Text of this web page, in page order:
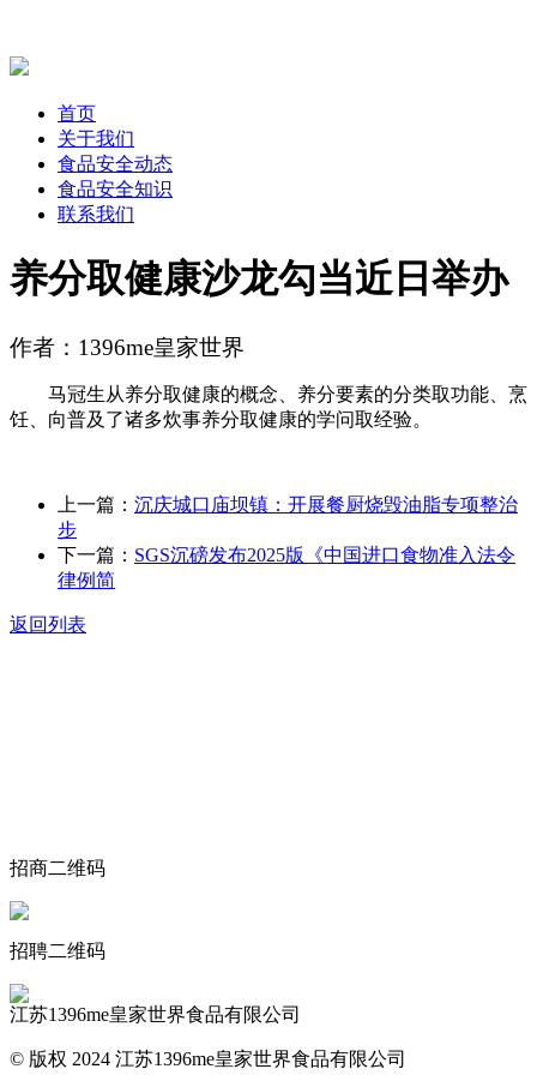
首页
关于我们
食品安全动态
食品安全知识
联系我们
养分取健康沙龙勾当近日举办
作者：1396me皇家世界
马冠生从养分取健康的概念、养分要素的分类取功能、烹
饪、向普及了诸多炊事养分取健康的学问取经验。
上一篇： 沉庆城口庙坝镇：开展餐厨烧毁油脂专项整治
步
下一篇： SGS沉磅发布2025版《中国进口食物准入法令
律例简
返回列表
招商二维码
招聘二维码
江苏1396me皇家世界食品有限公司
© 版权 2024 江苏1396me皇家世界食品有限公司